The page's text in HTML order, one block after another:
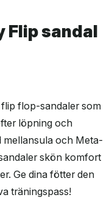
Flip sandal
flop-sandaler som
löpning och
mellansula och Meta-
skön komfort
Ge dina fötter den
träningspass!